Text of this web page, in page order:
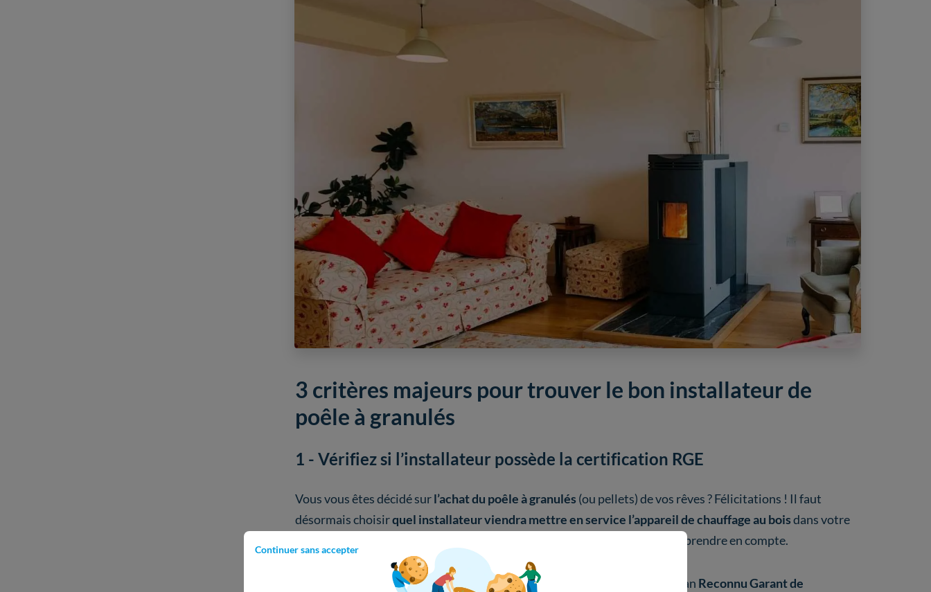
Continuer sans accepter
3 critères majeurs pour trouver le bon installateur de
poêle à granulés
1 - Vérifiez si l’installateur possède la certification RGE
Vous vous êtes décidé surl’achat du poêle à granulés (ou pellets) de vos rêves ? Félicitations ! Il faut
désormais choisirquel installateur viendra mettre en service l’appareil de chauffage au boisdans votre
sont à prendre en compte.
Avant tout, nous vous conseillons très fortement de sélectionner un artisan Reconnu Garant de